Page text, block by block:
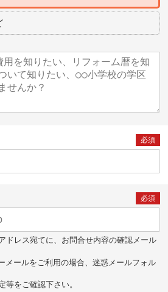
必須
必須
ドレス宛てに、お問合せ内容の確認メール
メールをご利用の場合、迷惑メールフォル
等をご確認下さい。